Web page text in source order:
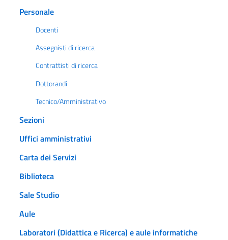
Personale
Docenti
Assegnisti di ricerca
Contrattisti di ricerca
Dottorandi
Tecnico/Amministrativo
Sezioni
Uffici amministrativi
Carta dei Servizi
Biblioteca
Sale Studio
Aule
Laboratori (Didattica e Ricerca) e aule informatiche